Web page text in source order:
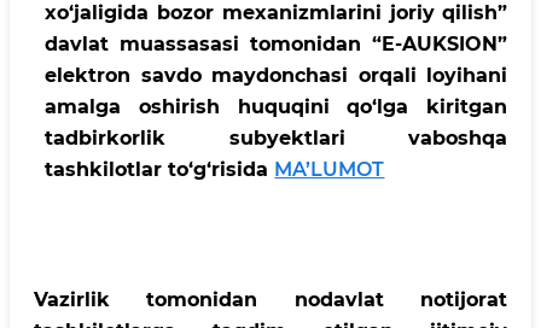
xo‘jaligida bozor mexanizmlarini joriy qilish”
davlat muassasasi tomonidan “E-AUKSION”
elektron savdo maydonchasi orqali loyihani
amalga oshirish huquqini qo‘lga kiritgan
tadbirkorlik subyektlari vaboshqa
tashkilotlar to‘g‘risida MA’LUMOT
Vazirlik tomonidan nodavlat notijorat